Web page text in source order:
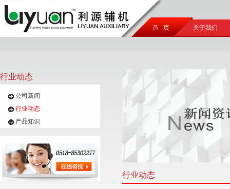
首 页 关于我们
行业动态
公司新闻
行业动态
产品知识
行业动态